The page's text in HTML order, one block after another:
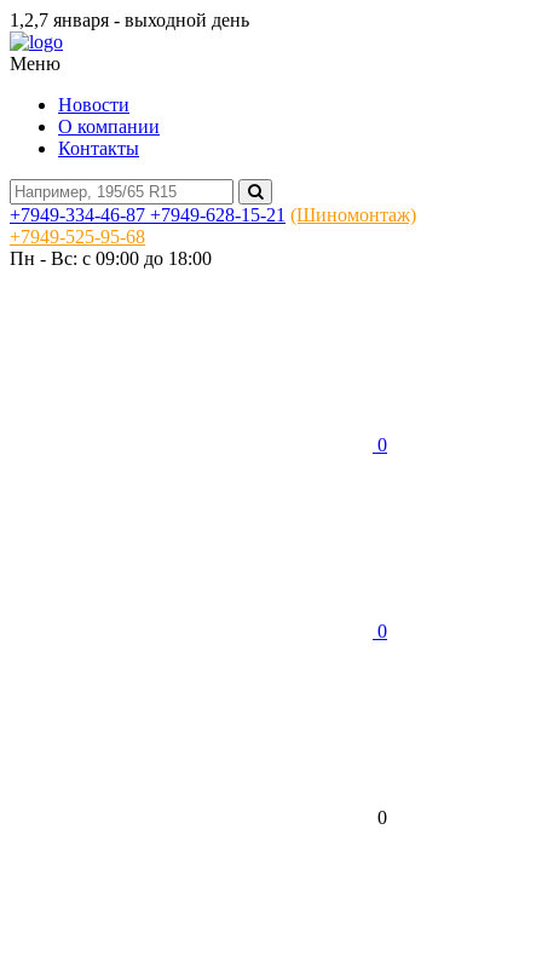
1,2,7 января - выходной день
Меню
Новости
О компании
Контакты
+7949-334-46-87 +7949-628-15-21 (Шиномонтаж)
+7949-525-95-68
Пн - Вс: c 09:00 до 18:00
0
0
0